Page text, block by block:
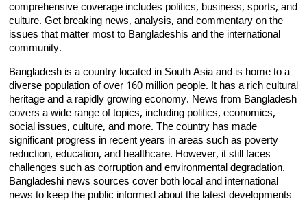
comprehensive coverage includes politics, business, sports, and
culture. Get breaking news, analysis, and commentary on the
issues that matter most to Bangladeshis and the international
community.
Bangladesh is a country located in South Asia and is home to a
diverse population of over 160 million people. It has a rich cultural
heritage and a rapidly growing economy. News from Bangladesh
covers a wide range of topics, including politics, economics,
social issues, culture, and more. The country has made
significant progress in recent years in areas such as poverty
reduction, education, and healthcare. However, it still faces
challenges such as corruption and environmental degradation.
Bangladeshi news sources cover both local and international
news to keep the public informed about the latest developments